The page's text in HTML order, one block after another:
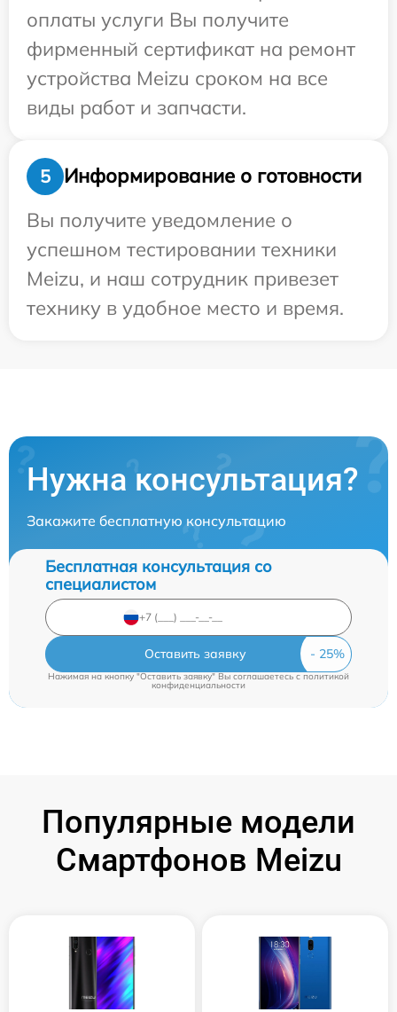
оплаты услуги Вы получите
фирменный сертификат на ремонт
устройства Meizu сроком на все
виды работ и запчасти.
5
Информирование о готовности
Вы получите уведомление о
успешном тестировании техники
Meizu, и наш сотрудник привезет
технику в удобное место и время.
Нужна консультация?
Закажите бесплатную консультацию
Бесплатная консультация со
специалистом
Оставить заявку
Нажимая на кнопку "Оставить заявку" Вы соглашаетесь cполитикой
конфиденциальности
Популярные модели
Смартфонов Meizu